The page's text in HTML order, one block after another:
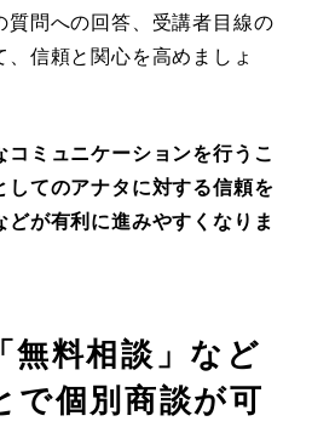
質問への回答、受講者目線の
信頼と関心を高めましょ
コミュニケーションを行うこ
してのアナタに対する信頼を
が有利に進みやすくなりま
無料相談」など
で個別商談が可